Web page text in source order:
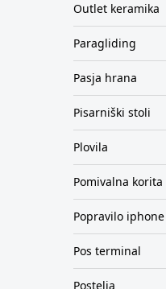
Outlet keramika
Paragliding
Pasja hrana
Pisarniški stoli
Plovila
Pomivalna korita
Popravilo iphone
Pos terminal
Postelja